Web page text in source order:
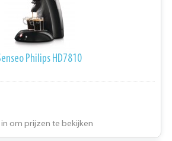
Philips HD7810
in om prijzen te bekijken